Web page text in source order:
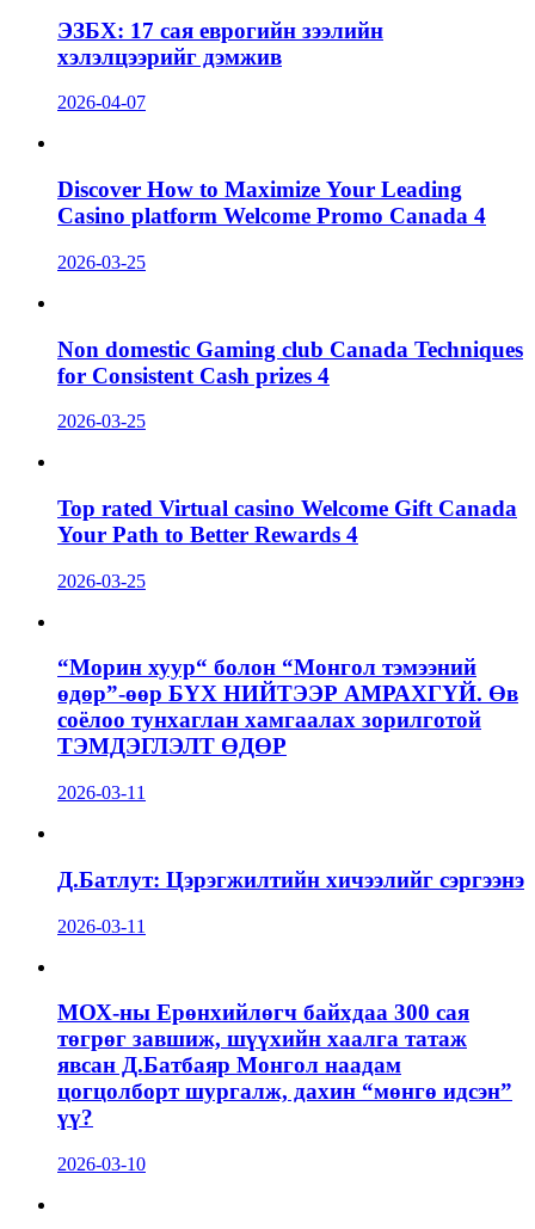
ЭЗБХ: 17 сая еврогийн зээлийн
хэлэлцээрийг дэмжив
2026-04-07
Discover How to Maximize Your Leading
Casino platform Welcome Promo Canada 4
2026-03-25
Non domestic Gaming club Canada Techniques
for Consistent Cash prizes 4
2026-03-25
Top rated Virtual casino Welcome Gift Canada
Your Path to Better Rewards 4
2026-03-25
“Морин хуур“ болон “Монгол тэмээний
өдөр”-өөр БҮХ НИЙТЭЭР АМРАХГҮЙ. Өв
соёлоо тунхаглан хамгаалах зорилготой
ТЭМДЭГЛЭЛТ ӨДӨР
2026-03-11
Д.Батлут: Цэрэгжилтийн хичээлийг сэргээнэ
2026-03-11
МОХ-ны Ерөнхийлөгч байхдаа 300 сая
төгрөг завшиж, шүүхийн хаалга татаж
явсан Д.Батбаяр Монгол наадам
цогцолборт шургалж, дахин “мөнгө идсэн”
үү?
2026-03-10